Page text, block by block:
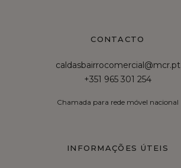
CONTACTO
caldasbairrocomercial@mcr.pt
+351 965 301 254
Chamada para rede móvel nacional
INFORMAÇÕES ÚTEIS